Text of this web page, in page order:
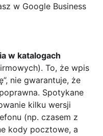
w Google Business
w katalogach
To, że wpis
nie gwarantuje, że
Spotykane
kilku wersji
(np. czasem z
kody pocztowe, a